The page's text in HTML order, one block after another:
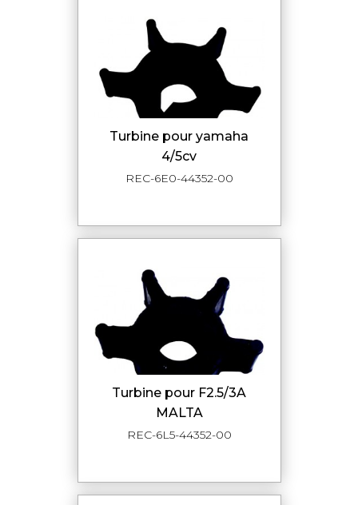
turbine pour yamaha
4/5cv
REC-6E0-44352-00
turbine pour F2.5/3A
MALTA
REC-6L5-44352-00